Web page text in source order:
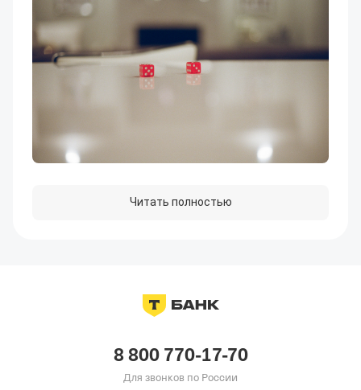
Читать полностью
8 800 770-17-70
Для звонков по России